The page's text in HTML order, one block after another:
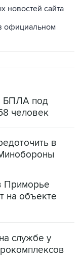
официальном
БПЛА под
в
службе у